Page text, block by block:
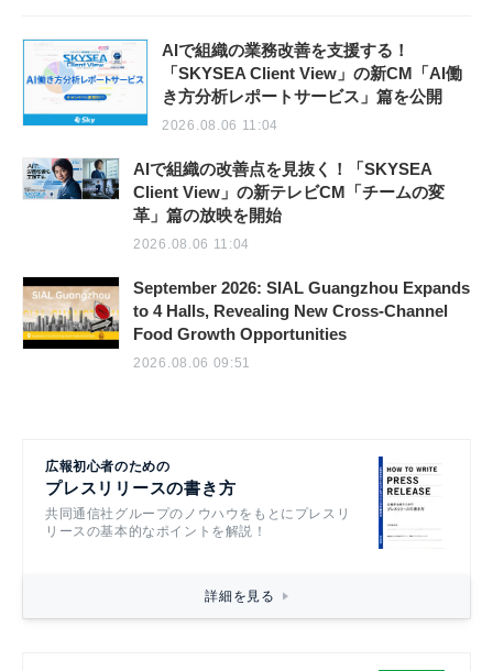
AIで組織の業務改善を支援する！
「SKYSEA Client View」の新CM「AI働
き方分析レポートサービス」篇を公開
2026.08.06 11:04
AIで組織の改善点を見抜く！「SKYSEA
Client View」の新テレビCM「チームの変
革」篇の放映を開始
2026.08.06 11:04
September 2026: SIAL Guangzhou Expands
to 4 Halls, Revealing New Cross-Channel
Food Growth Opportunities
2026.08.06 09:51
広報初心者のための
プレスリリースの書き方
共同通信社グループのノウハウをもとにプレスリ
リースの基本的なポイントを解説！
詳細を見る